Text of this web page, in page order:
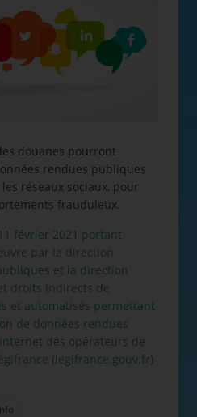
douanes pourront
rendues publiques
réseaux sociaux, pour
frauduleux.
février 2021 portant
par la direction
et la direction
droits indirects de
et automatisés permettant
de données rendues
des opérateurs de
(legifrance.gouv.fr)